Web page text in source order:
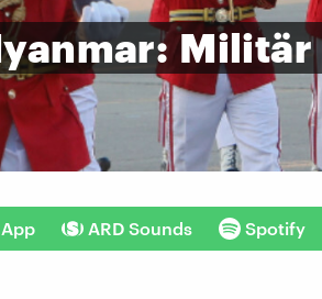
Militär
ARD Sounds Spotify